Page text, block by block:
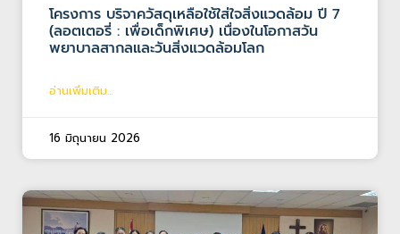
โครงการ บริจาควัสดุเหลือใช้ใส่ใจสิ่งแวดล้อม ปี 7
(ลอตเตอรี่ : เพื่อเด็กพิเศษ) เนื่องในโอกาสวัน
พยาบาลสากลและวันสิ่งแวดล้อมโลก
อ่านเพิ่มเติม...
16 มิถุนายน 2026